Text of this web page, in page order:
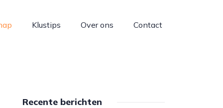
Klustips Over ons Contact
Recente berichten